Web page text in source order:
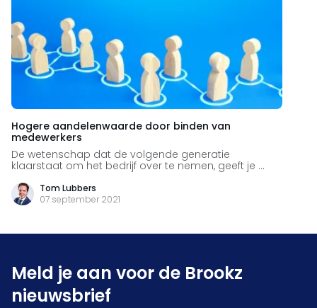
Hogere aandelenwaarde door binden van
medewerkers
De wetenschap dat de volgende generatie
klaarstaat om het bedrijf over te nemen, geeft je ...
Tom Lubbers
07 september 2021
Meld je aan voor de Brookz
nieuwsbrief